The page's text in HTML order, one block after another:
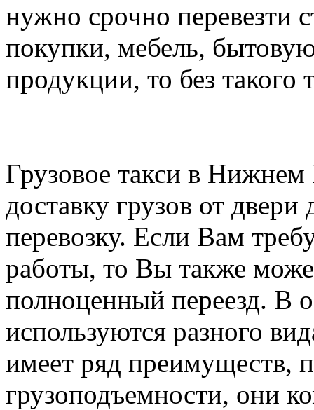
нужно срочно перевезти
покупки, мебель,
продукции, то без такого
Грузовое такси в Нижнем
доставку грузов от
перевозку. Если Вам
работы, то Вы также
полноценный переезд. В
используются разного
имеет ряд преимуществ,
грузоподъемности, они